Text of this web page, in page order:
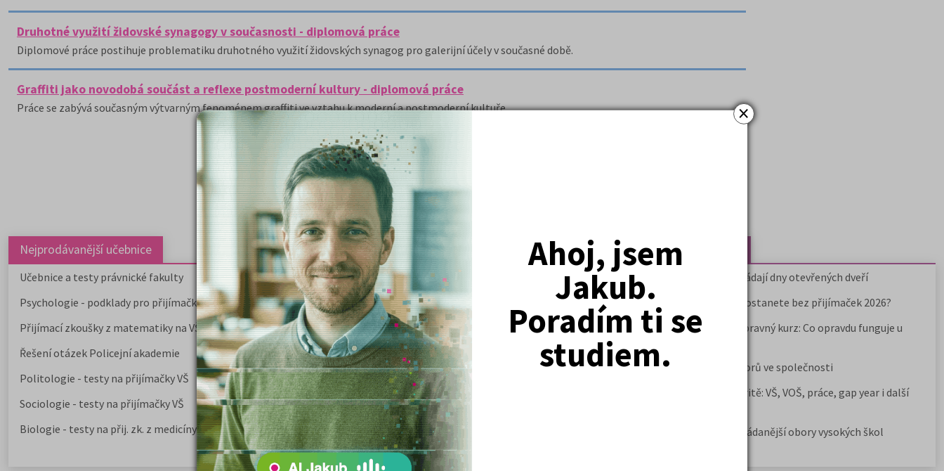
×
Ahoj, jsem
Jakub.
Poradím ti se
studiem.
Druhotné využití židovské synagogy v současnosti - diplomová práce
Diplomové práce postihuje problematiku druhotného využití židovských synagog pro galerijní účely v současné době.
Graffiti jako novodobá součást a reflexe postmoderní kultury - diplomová práce
Práce se zabývá současným výtvarným fenoménem graffiti ve vztahu k moderní a postmoderní kultuře.
Nejprodávanější učebnice
Učebnice a testy právnické fakulty
Psychologie - podklady pro přijímačky
Přijímací zkoušky z matematiky na VŠE Praha
Řešení otázek Policejní akademie
Politologie - testy na přijímačky VŠ
Sociologie - testy na přijímačky VŠ
Biologie - testy na přij. zk. z medicíny
Nejžádanější kurzy
Právnické fakulty
Psychologie
Lékařské fakulty, farmacie
Společenské a human. vědy
Ekonomické fakulty
Žurnalistika
Politologie a mezinár. vztahy
Policejní akademie
Nejčtenější články
Kdy vysoké školy pořádají dny otevřených dveří
Na které fakulty se dostanete bez přijímaček 2026?
Samostudium vs. přípravný kurz: Co opravdu funguje u
Prestiž a vnímání oborů ve společnosti
Rozcestník po maturitě: VŠ, VOŠ, práce, gap year i další
Jak se dostat na nejžádanější obory vysokých škol